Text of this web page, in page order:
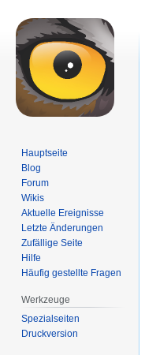
Hauptseite
Blog
Forum
Wikis
Aktuelle Ereignisse
Letzte Änderungen
Zufällige Seite
Hilfe
Häufig gestellte Fragen
Werkzeuge
Spezialseiten
Druckversion